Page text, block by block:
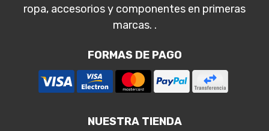
ropa, accesorios y componentes en primeras
marcas. .
FORMAS DE PAGO
NUESTRA TIENDA